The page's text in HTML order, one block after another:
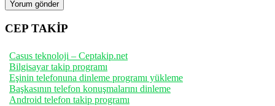
CEP TAKİP
Casus teknoloji – Ceptakip.net
Bilgisayar takip programı
Eşinin telefonuna dinleme programı yükleme
Başkasının telefon konuşmalarını dinleme
Android telefon takip programı